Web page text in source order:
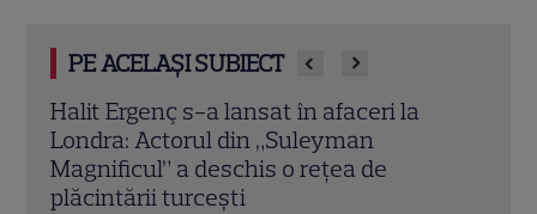
PE ACELAȘI SUBIECT
O mai ții minte pe mama lui Stifler din
„American Pie”? Jennifer Coolidge, la 64
de ani, dezvăluie greșeala pe care o
regretă și astăzi